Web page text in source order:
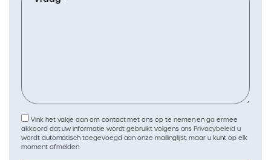
Vink het vakje aan om contact met ons op te nemen en ga ermee
akkoord dat uw informatie wordt gebruikt volgens onsPrivacybeleid u
wordt automatisch toegevoegd aan onze mailinglijst, maar u kunt op elk
moment afmelden